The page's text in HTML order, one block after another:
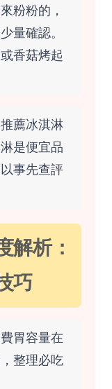
粉粉的，
量確認。
香菇烤起
薦冰淇淋
是便宜品
事先查評
解析：
巧
胃容量在
整理必吃